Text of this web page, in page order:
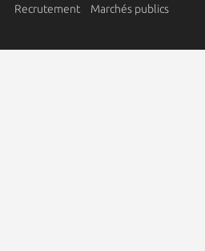
Recrutement
Marchés publics